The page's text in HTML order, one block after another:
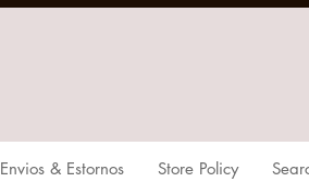
Envios & Estornos Store Policy